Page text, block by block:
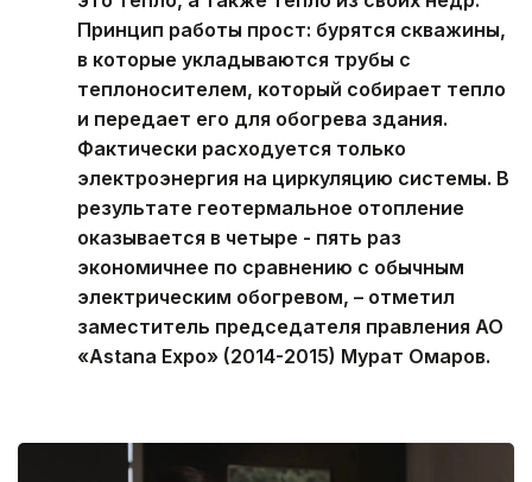
Принцип работы прост: бурятся скважины,
в которые укладываются трубы с
теплоносителем, который собирает тепло
и передает его для обогрева здания.
Фактически расходуется только
электроэнергия на циркуляцию системы. В
результате геотермальное отопление
оказывается в четыре - пять раз
экономичнее по сравнению с обычным
электрическим обогревом, – отметил
заместитель председателя правления АО
«Astana Expo» (2014-2015) Мурат Омаров.